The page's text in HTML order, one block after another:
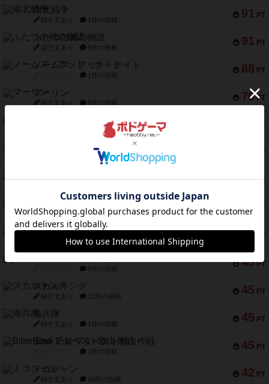
91 PT
南北戦争
紹介文あり 1件の投稿
91 PT
ふたつの城の物語
紹介文あり 6件の投稿
88 PT
ノームズ・アット・ナイト
1件の投稿
76 PT
マーリン
紹介文あり 6件の投稿
PT
2件の投稿
PT
トランスオリエント・エクスプレス
1件の投稿
59 PT
51 PT
キャプテン・フリップ：イスラ・ボンバ
紹介文なし 2件の投稿
46 PT
ガルフストライク
紹介文あり 1件の投稿
45 PT
8件の投稿
45 PT
スカルキング
紹介文あり 12件の投稿
45 PT
海兵隊
紹介文あり 1件の投稿
45 PT
Bitter End ブタペスト救出作戦
1件の投稿
42 PT
ドコジャン
紹介文あり 10件の投稿